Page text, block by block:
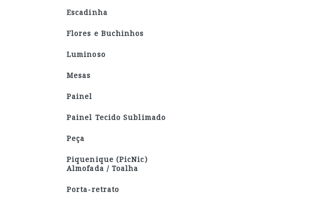
Escadinha
Flores e Buchinhos
Luminoso
Mesas
Painel
Painel Tecido Sublimado
Peça
Piquenique (PicNic)
Almofada / Toalha
Porta-retrato